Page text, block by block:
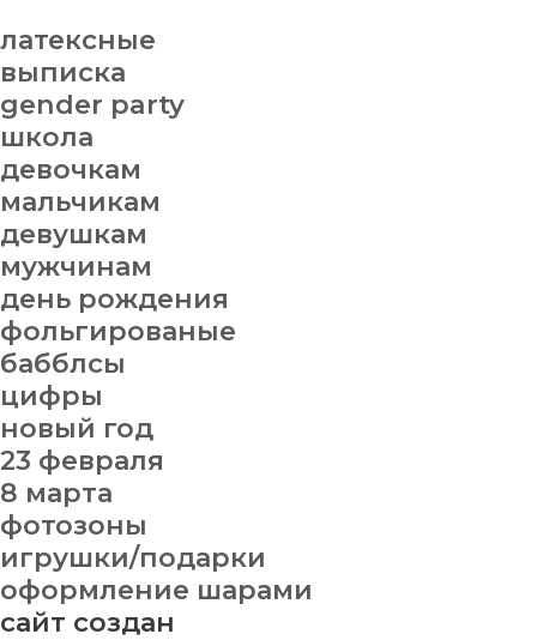
латексные
выписка
gender party
школа
девочкам
мальчикам
девушкам
мужчинам
день рождения
фольгированые
бабблсы
цифры
новый год
23 февраля
8 марта
фотозоны
игрушки/подарки
оформление шарами
сайт создан